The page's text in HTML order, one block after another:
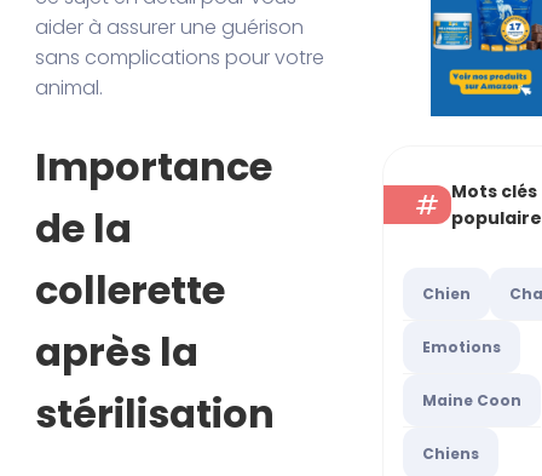
aider à assurer une guérison
sans complications pour votre
animal.
Importance
de la
collerette
après la
stérilisation
Mots clés
Chien
Emotions
Maine Coon
Chiens